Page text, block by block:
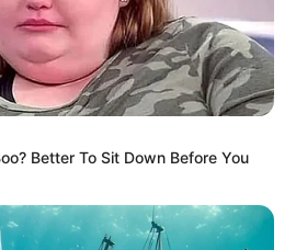
в Ужгороді зростає –
підтверджує
інтерес
жінки взялися засипати
набирали питну воду: що
Better To Sit Down Before You